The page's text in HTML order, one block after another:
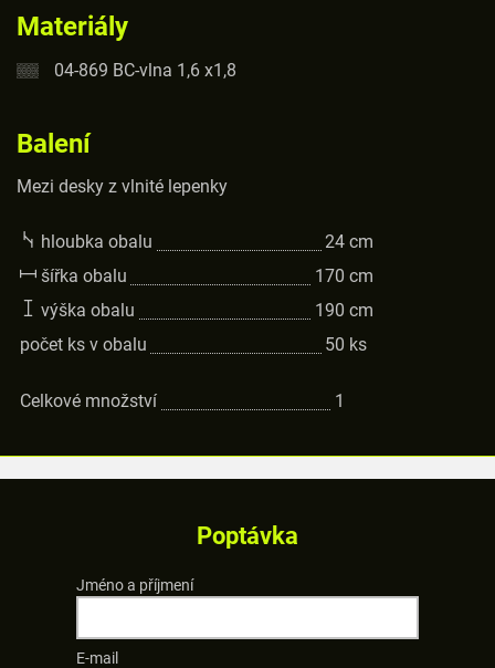
Materiály
04-869 BC-vlna 1,6 x1,8
Balení
Mezi desky z vlnité lepenky
hloubka obalu 24 cm
šířka obalu
170 cm
výška obalu
190 cm
počet ks v obalu
50 ks
Celkové množství 1
Poptávka
Jméno a příjmení
E-mail